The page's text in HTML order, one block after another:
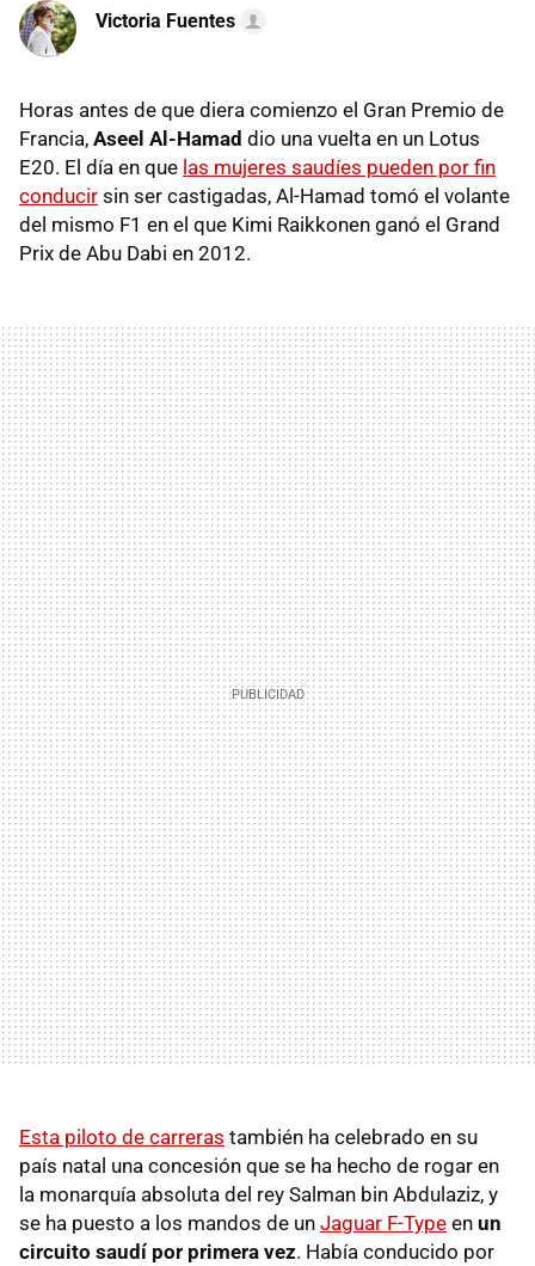
Victoria Fuentes
Horas antes de que diera comienzo el Gran Premio de
Francia, Aseel Al-Hamad dio una vuelta en un Lotus
E20. El día en que las mujeres saudíes pueden por fin
conducir sin ser castigadas, Al-Hamad tomó el volante
del mismo F1 en el que Kimi Raikkonen ganó el Grand
Prix de Abu Dabi en 2012.
Esta piloto de carreras también ha celebrado en su
país natal una concesión que se ha hecho de rogar en
la monarquía absoluta del rey Salman bin Abdulaziz, y
se ha puesto a los mandos de un Jaguar F-Type en un
circuito saudí por primera vez. Había conducido por